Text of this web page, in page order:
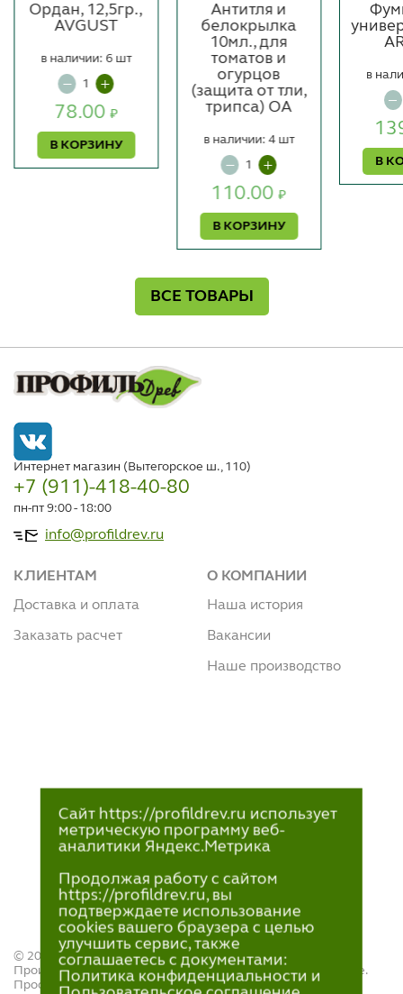
Ордан, 12,5гр.,
AVGUST
78.00₽
В КОРЗИНУ
в наличии: 6 шт
Антитля и
белокрылка
10мл., для
томатов и
огурцов
(защита от тли,
трипса) ОА
110.00₽
В КОРЗИНУ
в наличии: 4 шт
В
в
ВСЕ ТОВАРЫ
Интернет магазин (Вытегорское ш., 110)
+7 (911)-418-40-80
пн-пт 9:00 - 18:00
info@profildrev.ru
КЛИЕНТАМ
Доставка и оплата
Заказать расчет
О КОМПАНИИ
Наша история
Вакансии
Наше производство
© 2021—2023
Производство и продажа пиломатериалов в Петрозаводске.
ПрофильДрев.
Сайт https://profildrev.ru использует
метрическую программу веб-
аналитики Яндекс.Метрика
Продолжая работу с сайтом
https://profildrev.ru, вы
подтверждаете использование
cookies вашего браузера с целью
улучшить сервис, также
соглашаетесь с документами:
Политика конфиденциальности и